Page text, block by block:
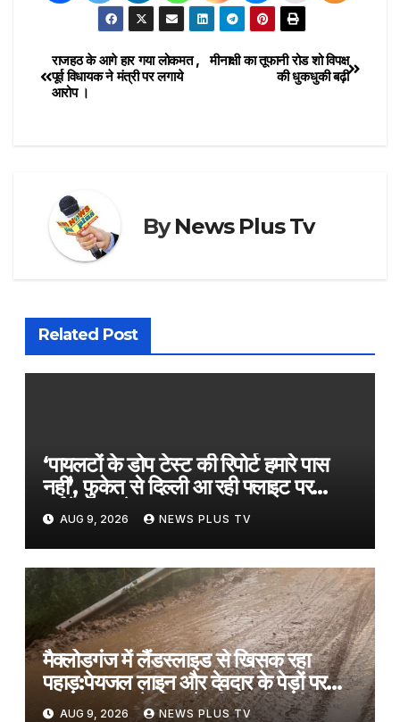
मीनाक्षी का तूफानी रोड शो विपक्ष
की धुकधुकी बढ़ी
राजहठ के आगे हार गया लोकमत ,
पूर्व विधायक ने मंत्री पर लगाये
आरोप ।
ByNews Plus Tv
Related Post
‘पायलटों के डोप टेस्ट की रिपोर्ट हमारे पास
नहीं’, फुकेत से दिल्ली आ रही फ्लाइट पर
टर्बुलेंस मामले पर Air India​on August
9, 2026 at 7:41 am
AUG 9, 2026 NEWS PLUS TV
मैक्लोडगंज में लैंडस्लाइड से खिसक रहा
पहाड़:पेयजल लाइन और देवदार के पेड़ों पर
खतरा; सड़क के किनारे की मिट्टी धंसी
AUG 9, 2026 NEWS PLUS TV